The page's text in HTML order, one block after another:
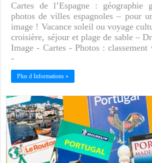
Cartes de l’Espagne : géographie
photos de villes espagnoles – pour
image ! Vacance soleil ou voyage
croisière, séjour et plage de sable –
Image - Cartes - Photos : classement
-
Plus d Informations »